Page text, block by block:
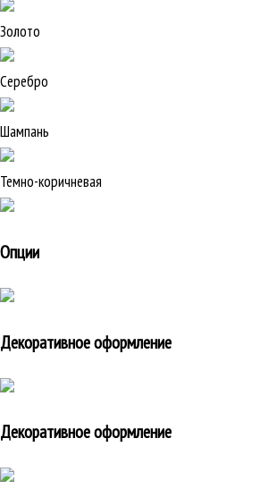
Золото
Серебро
Шампань
Темно-коричневая
Опции
Декоративное оформление
Декоративное оформление